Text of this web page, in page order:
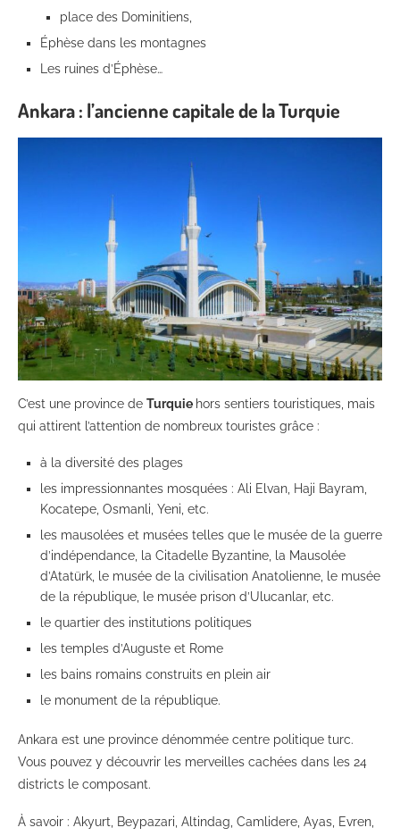
place des Dominitiens,
Éphèse dans les montagnes
Les ruines d’Éphèse…
Ankara : l’ancienne capitale de la Turquie
C’est une province de Turquie hors sentiers touristiques, mais
qui attirent l’attention de nombreux touristes grâce :
à la diversité des plages
les impressionnantes mosquées : Ali Elvan, Haji Bayram,
Kocatepe, Osmanli, Yeni, etc.
les mausolées et musées telles que le musée de la guerre
d’indépendance, la Citadelle Byzantine, la Mausolée
d’Atatürk, le musée de la civilisation Anatolienne, le musée
de la république, le musée prison d’Ulucanlar, etc.
le quartier des institutions politiques
les temples d’Auguste et Rome
les bains romains construits en plein air
le monument de la république.
Ankara est une province dénommée centre politique turc.
Vous pouvez y découvrir les merveilles cachées dans les 24
districts le composant.
À savoir : Akyurt, Beypazari, Altindag, Camlidere, Ayas, Evren,